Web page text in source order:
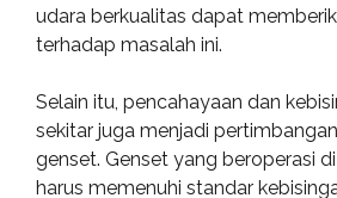
udara berkualitas dapat
terhadap masalah ini.
Selain itu, pencahayaan dan
sekitar juga menjadi
genset. Genset yang beroperasi
harus memenuhi standar